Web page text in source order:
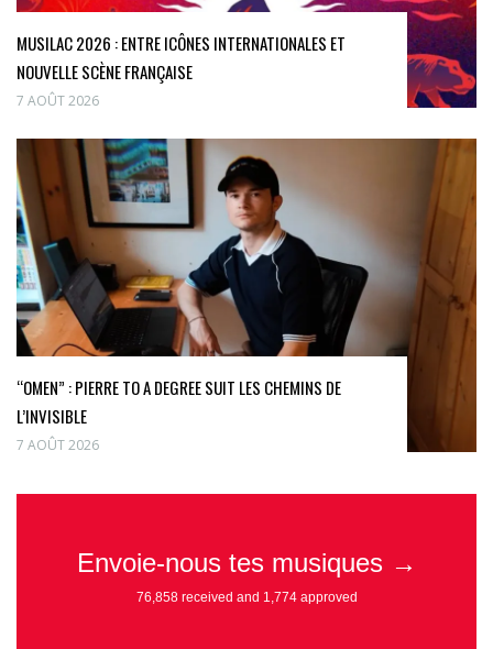
MUSILAC 2026 : ENTRE ICÔNES INTERNATIONALES ET
NOUVELLE SCÈNE FRANÇAISE
7 AOÛT 2026
“OMEN” : PIERRE TO A DEGREE SUIT LES CHEMINS DE
L’INVISIBLE
7 AOÛT 2026